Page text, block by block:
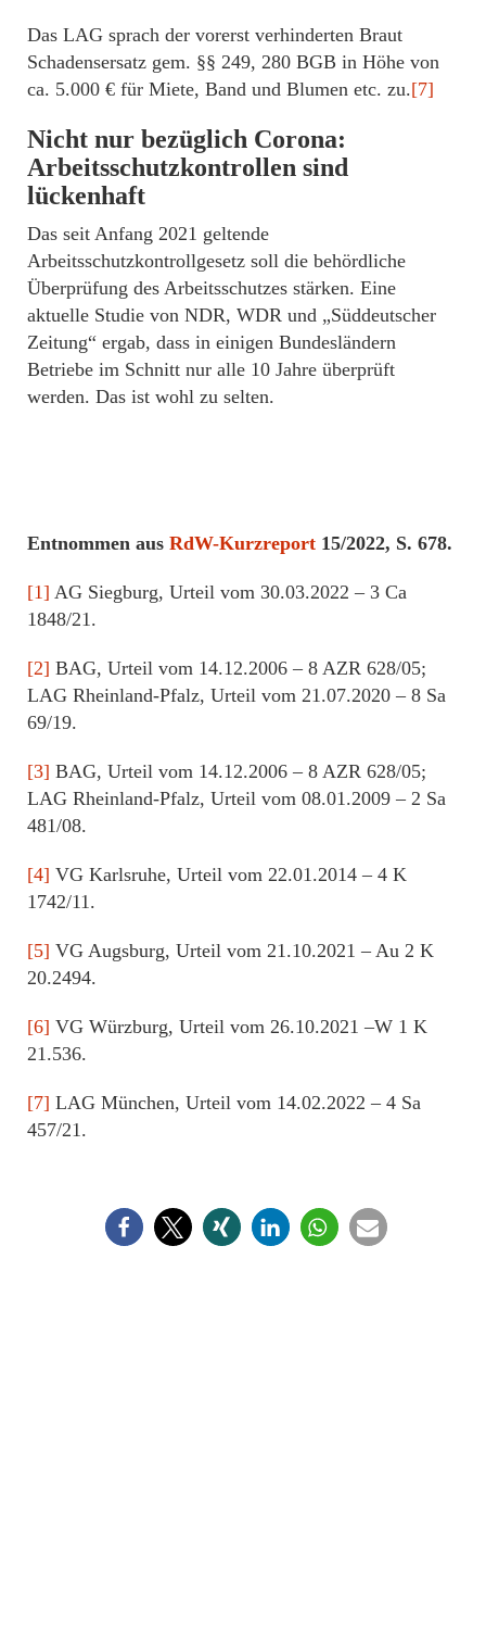
Das LAG sprach der vorerst verhinderten Braut
Schadensersatz gem. §§ 249, 280 BGB in Höhe von
ca. 5.000 € für Miete, Band und Blumen etc. zu.[7]
Nicht nur bezüglich Corona:
Arbeitsschutzkontrollen sind
lückenhaft
Das seit Anfang 2021 geltende
Arbeitsschutzkontrollgesetz soll die behördliche
Überprüfung des Arbeitsschutzes stärken. Eine
aktuelle Studie von NDR, WDR und „Süddeutscher
Zeitung“ ergab, dass in einigen Bundesländern
Betriebe im Schnitt nur alle 10 Jahre überprüft
werden. Das ist wohl zu selten.
Entnommen aus RdW-Kurzreport 15/2022, S. 678.
[1] AG Siegburg, Urteil vom 30.03.2022 – 3 Ca
1848/21.
[2] BAG, Urteil vom 14.12.2006 – 8 AZR 628/05;
LAG Rheinland-Pfalz, Urteil vom 21.07.2020 – 8 Sa
69/19.
[3] BAG, Urteil vom 14.12.2006 – 8 AZR 628/05;
LAG Rheinland-Pfalz, Urteil vom 08.01.2009 – 2 Sa
481/08.
[4] VG Karlsruhe, Urteil vom 22.01.2014 – 4 K
1742/11.
[5] VG Augsburg, Urteil vom 21.10.2021 – Au 2 K
20.2494.
[6] VG Würzburg, Urteil vom 26.10.2021 –W 1 K
21.536.
[7] LAG München, Urteil vom 14.02.2022 – 4 Sa
457/21.